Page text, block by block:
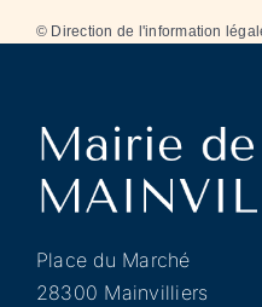
© Direction de l'information
Place du Marché
28300 Mainvilliers